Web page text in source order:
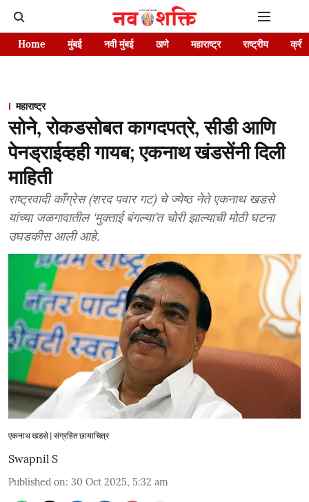
Home मुंबई नवी मुंबई ठाणे महाराष्ट्र राष्ट्रीय
महाराष्ट्र
सोने, रोकडसोबत कागदपत्रे, सीडी आणि
पेनड्राईव्हही गायब; एकनाथ खंडसेंनी दिली
माहिती
राष्ट्रवादी काँग्रेस (शरद पवार गट) चे ज्येष्ठ नेते एकनाथ खडसे
यांच्या जळगावातील ‘मुक्ताई बंगल्या’त चोरी झाल्याची मोठी घटना
उघडकीस आली आहे.
एकनाथ खडसे | संग्रहित छायाचित्र
Swapnil S
Published on: 30 Oct 2025, 5:32 am